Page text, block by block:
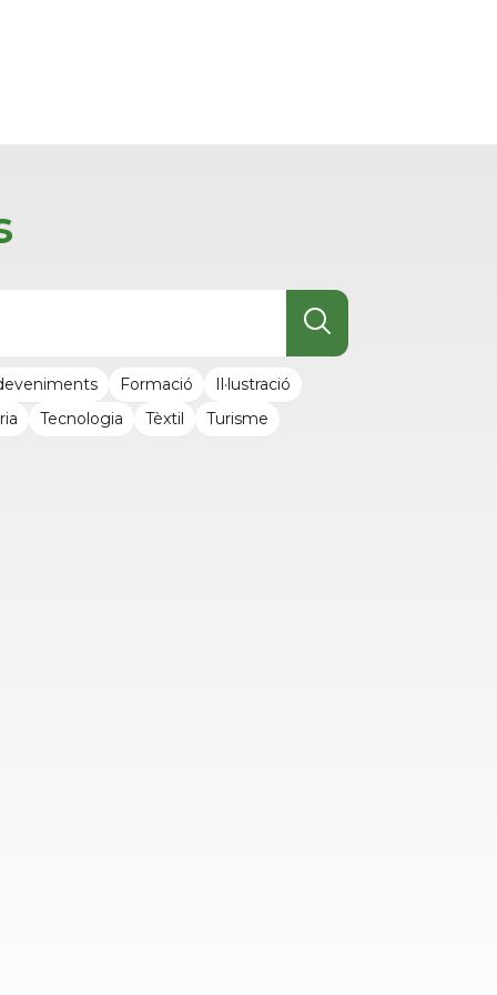
Formació
Il·lustració
Tecnologia Tèxtil Turisme